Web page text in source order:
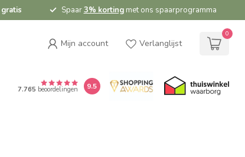
gratis Spaar3% kortingmet ons spaarprogramma
Mijn account Verlanglijst
0
7.765 beoordelingen 9.5